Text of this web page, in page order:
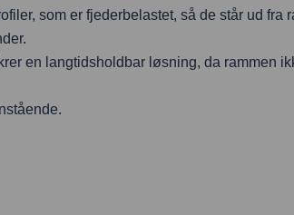
som er fjederbelastet, så de står ud fra
en langtidsholdbar løsning, da rammen